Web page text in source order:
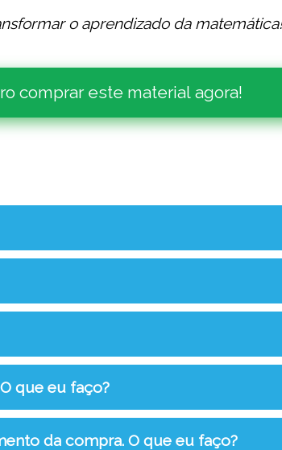
o aprendizado da matemática!
comprar este material agora!
que eu faço?
da compra. O que eu faço?